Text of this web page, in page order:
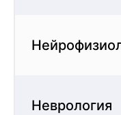
Неврология